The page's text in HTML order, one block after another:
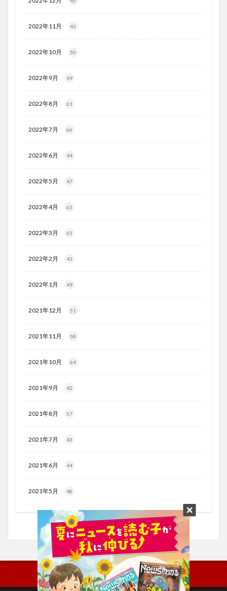
2022年11月 43
2022年10月 50
2022年9月 49
2022年8月 61
2022年7月 66
2022年6月 44
2022年5月 47
2022年4月 65
2022年3月 65
2022年2月 43
2022年1月 49
2021年12月 51
2021年11月 58
2021年10月 64
2021年9月 42
2021年8月 57
2021年7月 43
2021年6月 44
2021年5月 48